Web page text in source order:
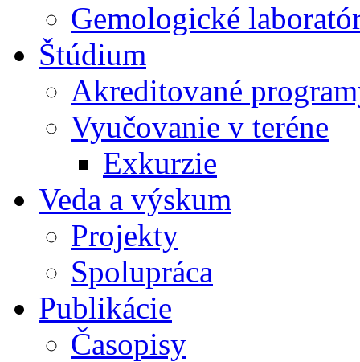
Gemologické
Štúdium
Akreditované
Vyučovanie v teréne
Exkurzie
Veda a výskum
Projekty
Spolupráca
Publikácie
Časopisy